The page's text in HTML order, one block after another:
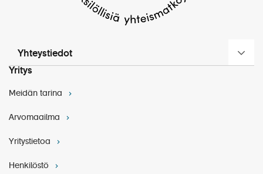
Yhteystiedot
Yritys
Meidän tarina
Arvomaailma
Yritystietoa
Henkilöstö